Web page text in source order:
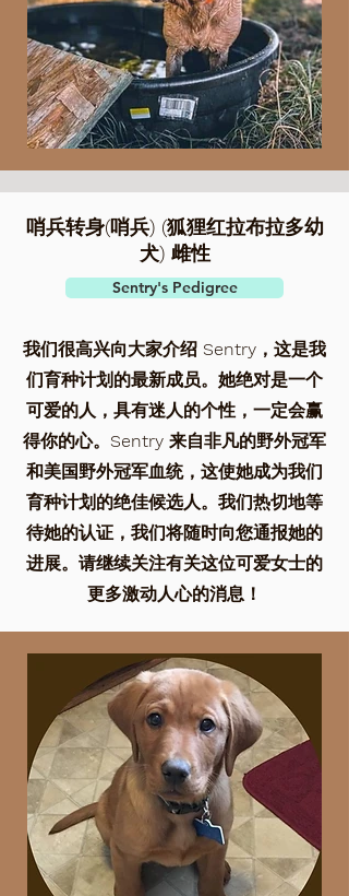
哨兵转身(哨兵) (狐狸红拉布拉多幼
犬) 雌性
Sentry's Pedigree
我们很高兴向大家介绍 Sentry，这是我
们育种计划的最新成员。她绝对是一个
可爱的人，具有迷人的个性，一定会赢
得你的心。Sentry 来自非凡的野外冠军
和美国野外冠军血统，这使她成为我们
育种计划的绝佳候选人。我们热切地等
待她的认证，我们将随时向您通报她的
进展。请继续关注有关这位可爱女士的
更多激动人心的消息！